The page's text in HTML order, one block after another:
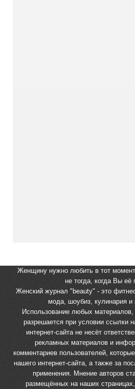
Женщину нужно любить в тот
не тогда, когда Вы её
Женский журнал "beauty" - это
мода, шоубиз, кулинария и
Использование любых
разрешается при условии ссылки
интернет-сайта не несёт
рекламных материалов и
комментариев пользователей,
нашего интернет-сайта, а также за
применения. Мнение авторов
размещённых на наших